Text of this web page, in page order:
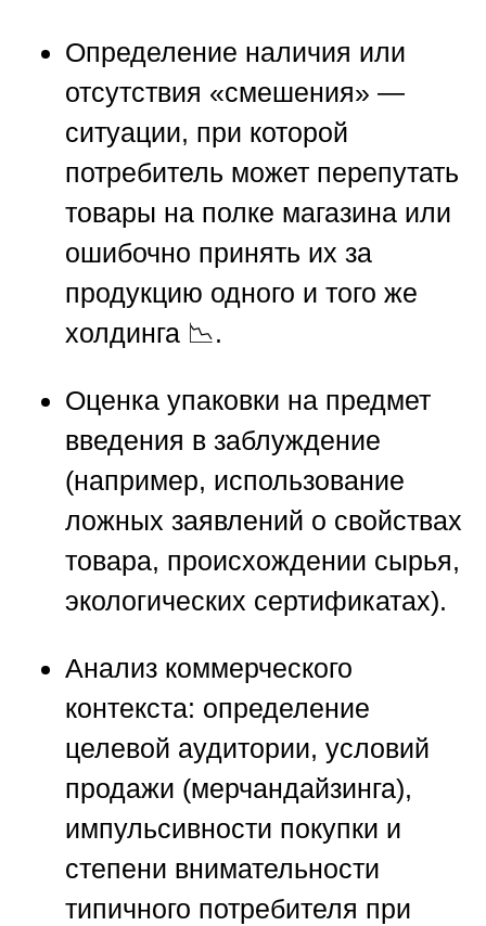
Определение наличия или
отсутствия «смешения» —
ситуации, при которой
потребитель может перепутать
товары на полке магазина или
ошибочно принять их за
продукцию одного и того же
холдинга 📉.
Оценка упаковки на предмет
введения в заблуждение
(например, использование
ложных заявлений о свойствах
товара, происхождении сырья,
экологических сертификатах).
Анализ коммерческого
контекста: определение
целевой аудитории, условий
продажи (мерчандайзинга),
импульсивности покупки и
степени внимательности
типичного потребителя при